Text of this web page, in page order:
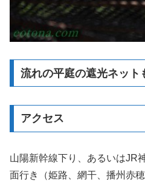
流れの平庭の遮光ネット
アクセス
山陽新幹線下り、あるいはJR
面行き（姫路、網干、播州赤